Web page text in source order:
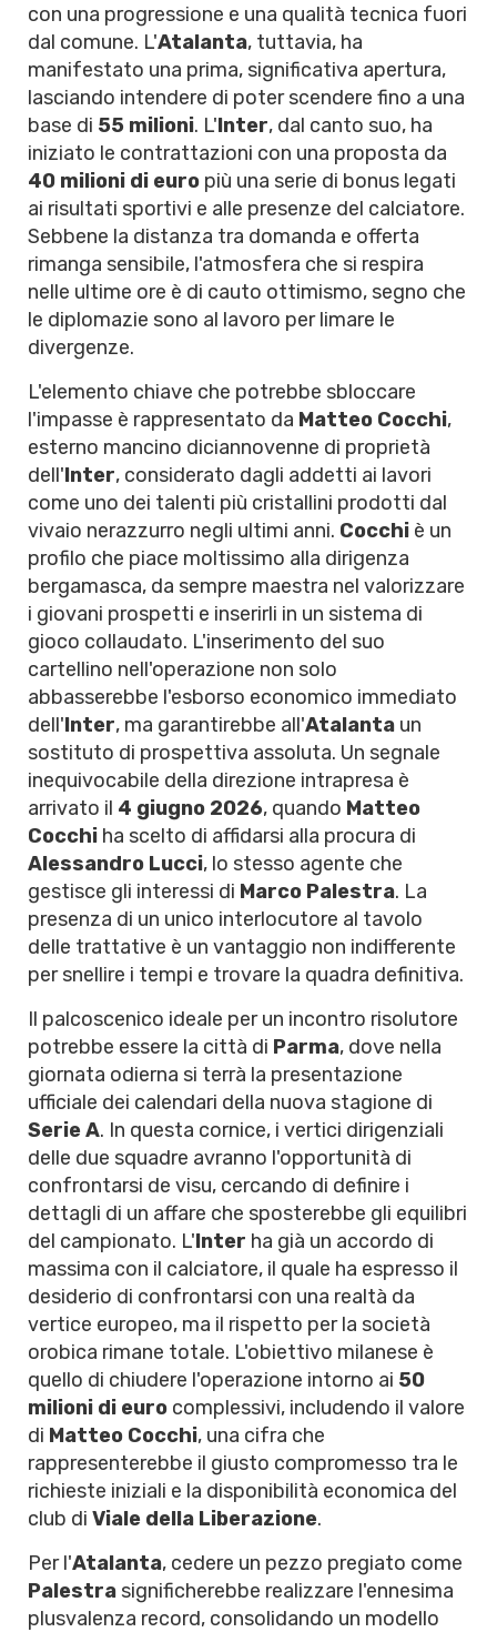
con una progressione e una qualità tecnica fuori
dal comune. L'Atalanta, tuttavia, ha
manifestato una prima, significativa apertura,
lasciando intendere di poter scendere fino a una
base di 55 milioni. L'Inter, dal canto suo, ha
iniziato le contrattazioni con una proposta da
40 milioni di euro più una serie di bonus legati
ai risultati sportivi e alle presenze del calciatore.
Sebbene la distanza tra domanda e offerta
rimanga sensibile, l'atmosfera che si respira
nelle ultime ore è di cauto ottimismo, segno che
le diplomazie sono al lavoro per limare le
divergenze.
L'elemento chiave che potrebbe sbloccare
l'impasse è rappresentato da Matteo Cocchi,
esterno mancino diciannovenne di proprietà
dell'Inter, considerato dagli addetti ai lavori
come uno dei talenti più cristallini prodotti dal
vivaio nerazzurro negli ultimi anni. Cocchi è un
profilo che piace moltissimo alla dirigenza
bergamasca, da sempre maestra nel valorizzare
i giovani prospetti e inserirli in un sistema di
gioco collaudato. L'inserimento del suo
cartellino nell'operazione non solo
abbasserebbe l'esborso economico immediato
dell'Inter, ma garantirebbe all'Atalanta un
sostituto di prospettiva assoluta. Un segnale
inequivocabile della direzione intrapresa è
arrivato il 4 giugno 2026, quando Matteo
Cocchi ha scelto di affidarsi alla procura di
Alessandro Lucci, lo stesso agente che
gestisce gli interessi di Marco Palestra. La
presenza di un unico interlocutore al tavolo
delle trattative è un vantaggio non indifferente
per snellire i tempi e trovare la quadra definitiva.
Il palcoscenico ideale per un incontro risolutore
potrebbe essere la città di Parma, dove nella
giornata odierna si terrà la presentazione
ufficiale dei calendari della nuova stagione di
Serie A. In questa cornice, i vertici dirigenziali
delle due squadre avranno l'opportunità di
confrontarsi de visu, cercando di definire i
dettagli di un affare che sposterebbe gli equilibri
del campionato. L'Inter ha già un accordo di
massima con il calciatore, il quale ha espresso il
desiderio di confrontarsi con una realtà da
vertice europeo, ma il rispetto per la società
orobica rimane totale. L'obiettivo milanese è
quello di chiudere l'operazione intorno ai 50
milioni di euro complessivi, includendo il valore
di Matteo Cocchi, una cifra che
rappresenterebbe il giusto compromesso tra le
richieste iniziali e la disponibilità economica del
club di Viale della Liberazione.
Per l'Atalanta, cedere un pezzo pregiato come
Palestra significherebbe realizzare l'ennesima
plusvalenza record, consolidando un modello